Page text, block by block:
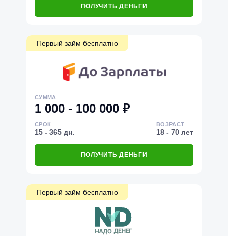
ПОЛУЧИТЬ ДЕНЬГИ
Первый займ бесплатно
СУММА
1 000 - 100 000 ₽
СРОК
15 - 365 дн.
ВОЗРАСТ
18 - 70 лет
ПОЛУЧИТЬ ДЕНЬГИ
Первый займ бесплатно